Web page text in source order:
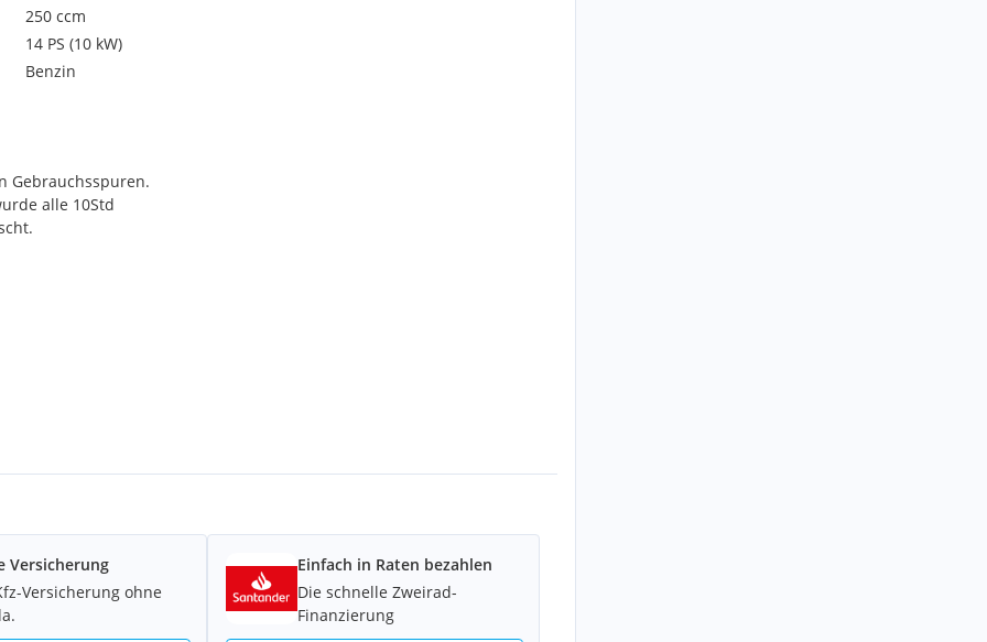
250 ccm
14 PS (10 kW)
Benzin
Gebrauchsspuren.
alle 10Std
Versicherung
Versicherung ohne
Einfach in Raten bezahlen
Die schnelle Zweirad-
Finanzierung